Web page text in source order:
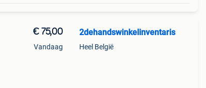
€ 75,00
Vandaag
2dehandswinkelinventaris
Heel België